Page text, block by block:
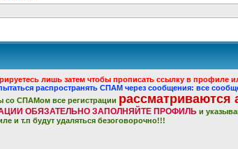
лишь затем чтобы прописать ссылку в профиле
распространять СПАМ через сообщения: все
со СПАМом все регистрации рассматриваются
ОБЯЗАТЕЛЬНО ЗАПОЛНЯЙТЕ ПРОФИЛЬ и
и т.п будут удаляться безоговорочно!!!